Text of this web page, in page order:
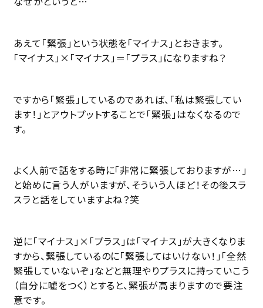
あえて「緊張」という状態を「マイナス」とおきます。
「マイナス」×「マイナス」＝「プラス」になりますね？
ですから「緊張」しているのであれば、「私は緊張してい
ます！」とアウトプットすることで「緊張」はなくなるので
す。
よく人前で話をする時に「非常に緊張しておりますが…」
と始めに言う人がいますが、そういう人ほど！その後スラ
スラと話をしていますよね？笑
逆に「マイナス」×「プラス」は「マイナス」が大きくなりま
すから、緊張しているのに「緊張してはいけない！」「全然
緊張していないぞ」などと無理やりプラスに持っていこう
（自分に嘘をつく）とすると、緊張が高まりますので要注
意です。